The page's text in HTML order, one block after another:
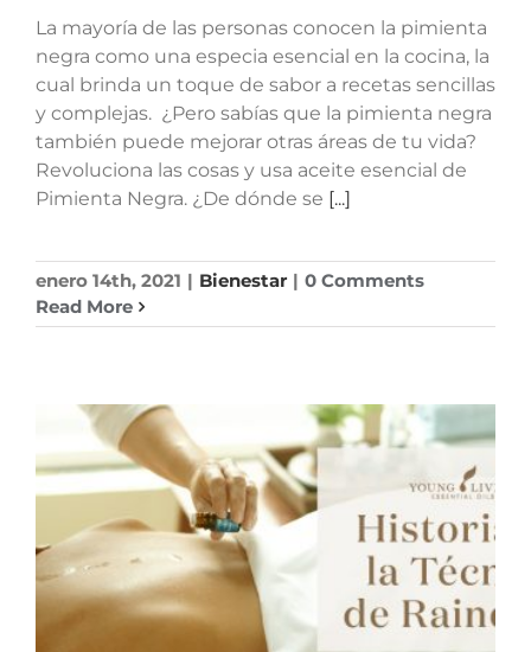
La mayoría de las personas conocen la pimienta
negra como una especia esencial en la cocina, la
cual brinda un toque de sabor a recetas sencillas
y complejas. ¿Pero sabías que la pimienta negra
también puede mejorar otras áreas de tu vida?
Revoluciona las cosas y usa aceite esencial de
Pimienta Negra. ¿De dónde se [...]
enero 14th, 2021 | Bienestar | 0 Comments
Read More